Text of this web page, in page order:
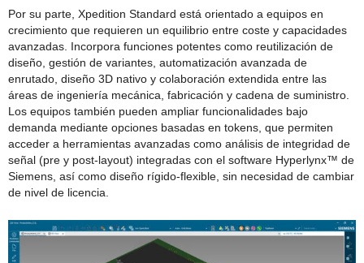
Por su parte, Xpedition Standard está orientado a equipos en
crecimiento que requieren un equilibrio entre coste y capacidades
avanzadas. Incorpora funciones potentes como reutilización de
diseño, gestión de variantes, automatización avanzada de
enrutado, diseño 3D nativo y colaboración extendida entre las
áreas de ingeniería mecánica, fabricación y cadena de suministro.
Los equipos también pueden ampliar funcionalidades bajo
demanda mediante opciones basadas en tokens, que permiten
acceder a herramientas avanzadas como análisis de integridad de
señal (pre y post-layout) integradas con el software Hyperlynx™ de
Siemens, así como diseño rígido-flexible, sin necesidad de cambiar
de nivel de licencia.